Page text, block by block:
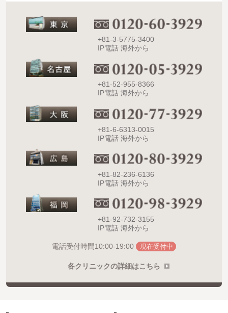
+81-3-5775-3400
IP電話 海外から
+81-52-955-8366
IP電話 海外から
+81-6-6313-0015
IP電話 海外から
+81-82-236-6136
IP電話 海外から
+81-92-732-3155
IP電話 海外から
電話受付時間10:00-19:00 現在受付中
各クリニックの詳細はこちら